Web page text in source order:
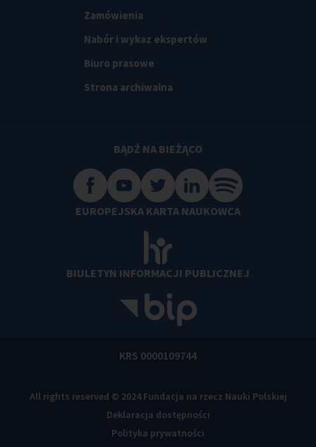
Zamówienia
Nabór i wykaz ekspertów
Biuro prasowe
Strona archiwalna
BĄDŹ NA BIEŻĄCO
EUROPEJSKA KARTA NAUKOWCA
BIULETYN INFORMACJI PUBLICZNEJ
KRS 0000109744
All rights reserved © 2024 Fundacja na rzecz Nauki Polskiej
Deklaracja dostępności
Polityka prywatności